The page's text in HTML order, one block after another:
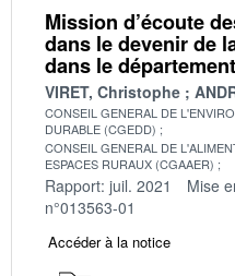
Mission d’écoute
dans le devenir de
dans le
VIRET, Christophe
CONSEIL GENERAL DE
DURABLE (CGEDD)
CONSEIL GENERAL DE
ESPACES RURAUX (CGAAER)
Rapport: juil. 2021 Mise
n°013563-01
Accéder à la notice